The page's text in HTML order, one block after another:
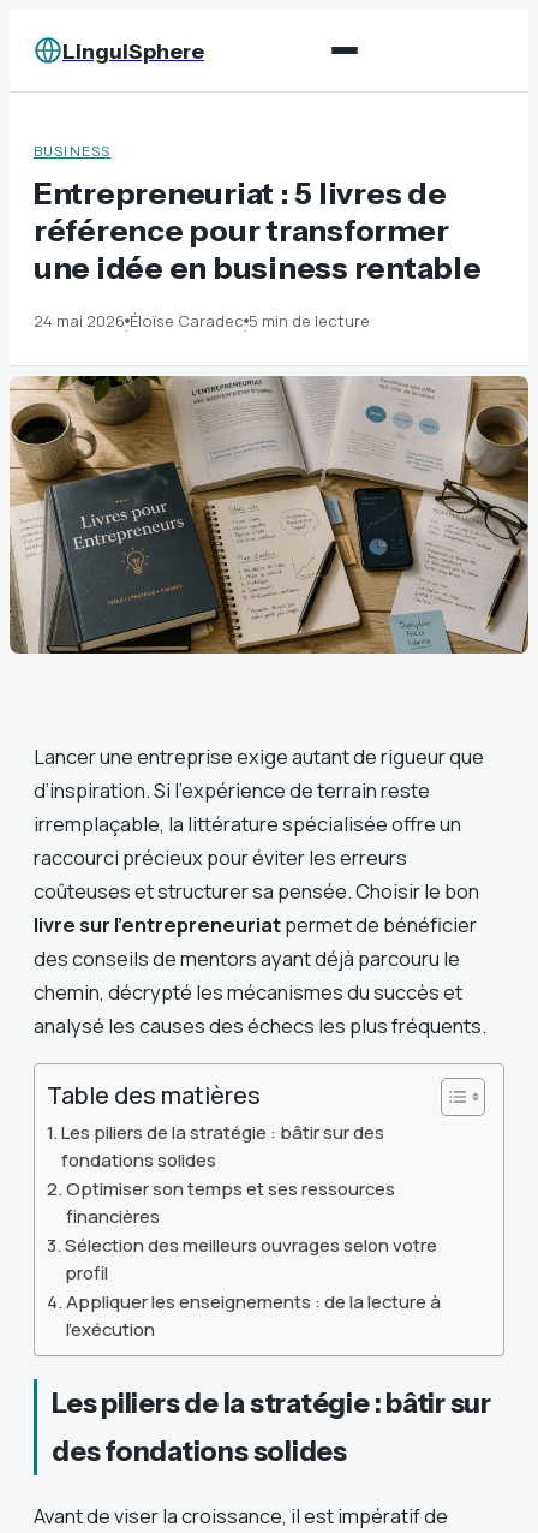
LinguiSphere
BUSINESS
Entrepreneuriat : 5 livres de
référence pour transformer
une idée en business rentable
24 mai 2026·Éloïse Caradec·5 min de lecture
Lancer une entreprise exige autant de rigueur que
d’inspiration. Si l’expérience de terrain reste
irremplaçable, la littérature spécialisée offre un
raccourci précieux pour éviter les erreurs
coûteuses et structurer sa pensée. Choisir le bon
livre sur l’entrepreneuriatpermet de bénéficier
des conseils de mentors ayant déjà parcouru le
chemin, décrypté les mécanismes du succès et
analysé les causes des échecs les plus fréquents.
Table des matières
Les piliers de la stratégie : bâtir sur des
fondations solides
Optimiser son temps et ses ressources
financières
Sélection des meilleurs ouvrages selon votre
profil
Appliquer les enseignements : de la lecture à
l’exécution
Les piliers de la stratégie : bâtir sur
des fondations solides
Avant de viser la croissance, il est impératif de